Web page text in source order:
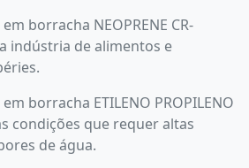
em borracha NEOPRENE CR-
indústria de alimentos e
em borracha ETILENO PROPILENO
condições que requer altas
de água.